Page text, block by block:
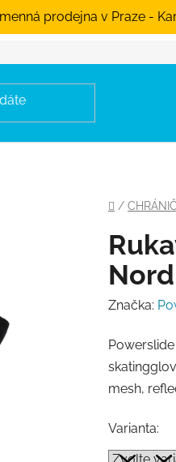
prodejna v Praze -
Domů
/
Značka:
mesh,
Varianta: